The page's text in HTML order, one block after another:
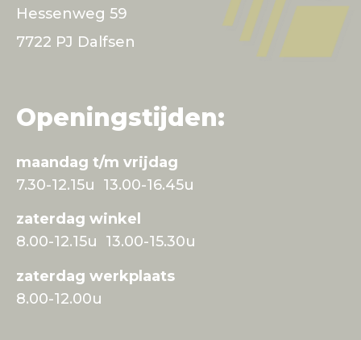
Hessenweg 59
7722 PJ Dalfsen
Openingstijden:
maandag t/m vrijdag
7.30-12.15u 13.00-16.45u
zaterdag winkel
8.00-12.15u 13.00-15.30u
zaterdag werkplaats
8.00-12.00u